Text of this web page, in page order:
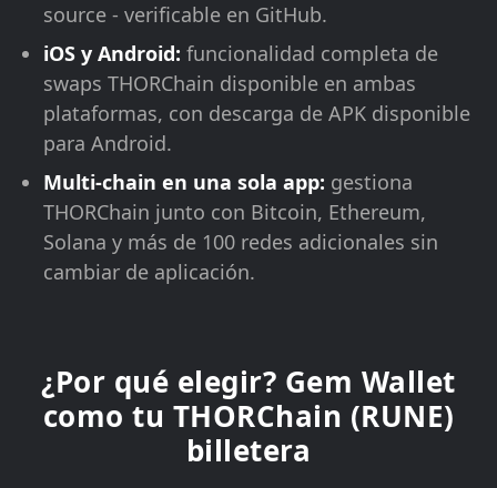
source - verificable en GitHub.
iOS y Android: funcionalidad completa de
swaps THORChain disponible en ambas
plataformas, con descarga de APK disponible
para Android.
Multi-chain en una sola app: gestiona
THORChain junto con Bitcoin, Ethereum,
Solana y más de 100 redes adicionales sin
cambiar de aplicación.
¿Por qué elegir? Gem Wallet
como tu THORChain (RUNE)
billetera